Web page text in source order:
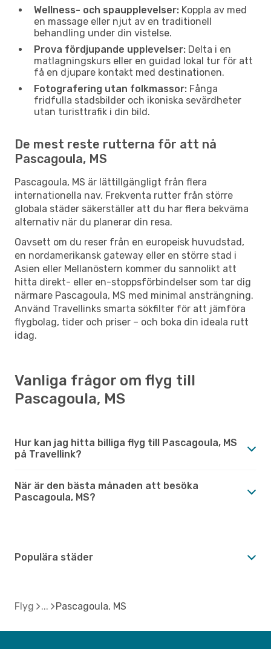
Wellness- och spaupplevelser: Koppla av med
en massage eller njut av en traditionell
behandling under din vistelse.
Prova fördjupande upplevelser: Delta i en
matlagningskurs eller en guidad lokal tur för att
få en djupare kontakt med destinationen.
Fotografering utan folkmassor: Fånga
fridfulla stadsbilder och ikoniska sevärdheter
utan turisttrafik i din bild.
De mest reste rutterna för att nå
Pascagoula, MS
Pascagoula, MS är lättillgängligt från flera
internationella nav. Frekventa rutter från större
globala städer säkerställer att du har flera bekväma
alternativ när du planerar din resa.
Oavsett om du reser från en europeisk huvudstad,
en nordamerikansk gateway eller en större stad i
Asien eller Mellanöstern kommer du sannolikt att
hitta direkt- eller en-stoppsförbindelser som tar dig
närmare Pascagoula, MS med minimal ansträngning.
Använd Travellinks smarta sökfilter för att jämföra
flygbolag, tider och priser – och boka din ideala rutt
idag.
Vanliga frågor om flyg till
Pascagoula, MS
Hur kan jag hitta billiga flyg till Pascagoula, MS
på Travellink?
När är den bästa månaden att besöka
Pascagoula, MS?
Populära städer
Flyg Pascagoula, MS